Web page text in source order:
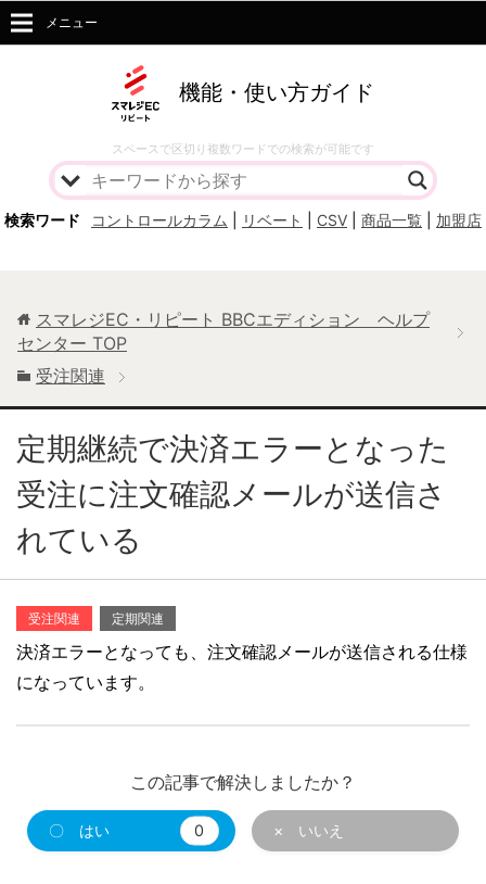
機能・使い方ガイド
スペースで区切り複数ワードでの検索が可能です
検索ワード コントロールカラム リベート CSV 商品一覧 加盟店
メニュー
スマレジEC・リピート BBCエディション ヘルプ
センター TOP
受注関連
定期継続で決済エラーとなった
受注に注文確認メールが送信さ
れている
受注関連 定期関連
決済エラーとなっても、注文確認メールが送信される仕様
になっています。
この記事で解決しましたか？
〇 はい 0 × いいえ